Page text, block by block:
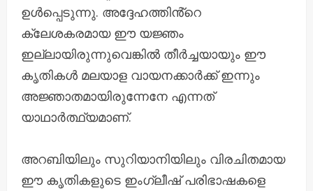
ഉൾപ്പെടുന്നു. അദ്ദേഹത്തിൻ്റെ
ക്ലേശകരമായ ഈ യജ്ഞം
ഇല്ലായിരുന്നുവെങ്കിൽ തീർച്ചയായും ഈ
കൃതികൾ മലയാള വായനക്കാർക്ക് ഇന്നും
അജ്ഞാതമായിരുന്നേനേ എന്നത്
യാഥാർത്ഥ്യമാണ്.
അറബിയിലും സുറിയാനിയിലും വിരചിതമായ
ഈ കൃതികളുടെ ഇംഗ്ലീഷ് പരിഭാഷകളെ